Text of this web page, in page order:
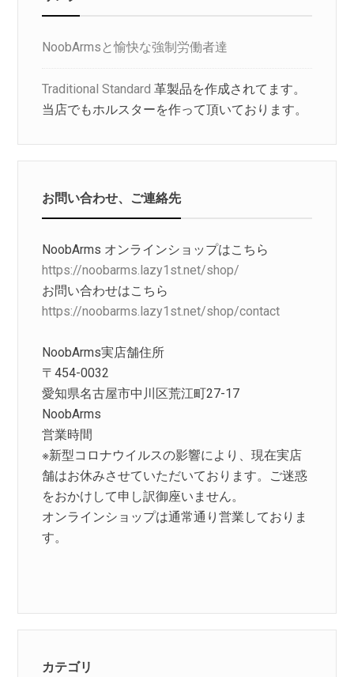
NoobArmsと愉快な強制労働者達
Traditional Standard 革製品を作成されてます。
当店でもホルスターを作って頂いております。
お問い合わせ、ご連絡先
NoobArms オンラインショップはこちら
https://noobarms.lazy1st.net/shop/
お問い合わせはこちら
https://noobarms.lazy1st.net/shop/contact
NoobArms実店舗住所
〒454-0032
愛知県名古屋市中川区荒江町27-17
NoobArms
営業時間
※新型コロナウイルスの影響により、現在実店
舗はお休みさせていただいております。ご迷惑
をおかけして申し訳御座いません。
オンラインショップは通常通り営業しておりま
す。
カテゴリ